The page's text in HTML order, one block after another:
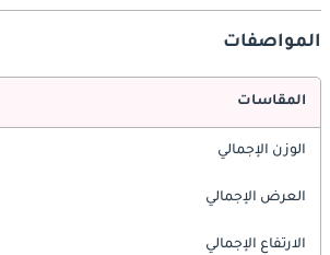
المواصفات
المقاسات
الوزن الإجمالي
العرض الإجمالي
الارتفاع الإجمالي